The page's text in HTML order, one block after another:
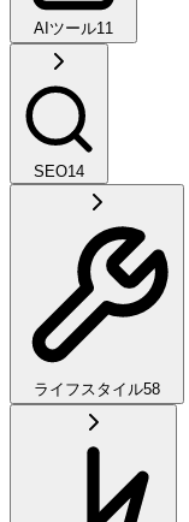
AIツール11
SEO14
ライフスタイル58